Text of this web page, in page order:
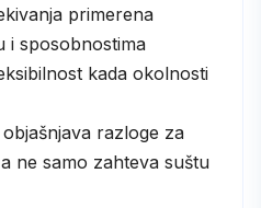
primerena
i sposobnostima
kada okolnosti
razloge za
ne samo zahteva suštu